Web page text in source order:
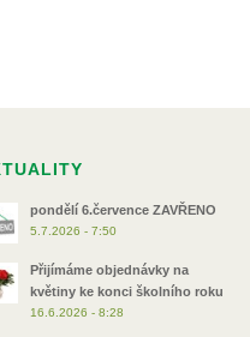
pondělí 6.července ZAVŘENO
5.7.2026 - 7:50
Přijímáme objednávky na
květiny ke konci školního roku
16.6.2026 - 8:28